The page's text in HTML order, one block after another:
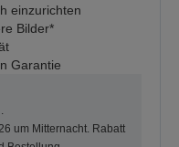
einzurichten
Bilder*
Garantie
um Mitternacht. Rabatt